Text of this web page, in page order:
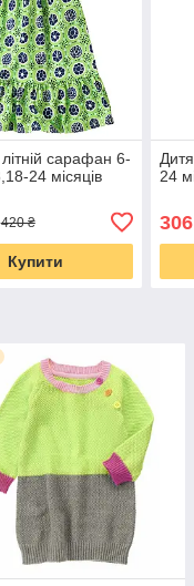
сарафан 6-
24 місяців
420 ₴
Купити
24
306